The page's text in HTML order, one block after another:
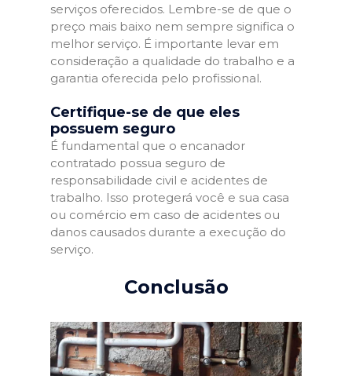
serviços oferecidos. Lembre-se de que o
preço mais baixo nem sempre significa o
melhor serviço. É importante levar em
consideração a qualidade do trabalho e a
garantia oferecida pelo profissional.
Certifique-se de que eles
possuem seguro
É fundamental que o encanador
contratado possua seguro de
responsabilidade civil e acidentes de
trabalho. Isso protegerá você e sua casa
ou comércio em caso de acidentes ou
danos causados durante a execução do
serviço.
Conclusão